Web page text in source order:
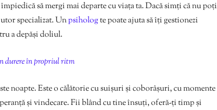
să mergi mai departe cu viața ta. Dacă simți că nu poți
specializat. Unpsihologte poate ajuta să îți gestionezi
a depăși doliul.
durere în propriul ritm
noapte. Este o călătorie cu suișuri și coborâșuri, cu momente
și vindecare. Fii blând cu tine însuți, oferă-ți timp și